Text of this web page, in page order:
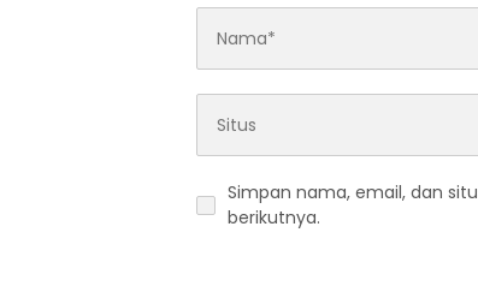
Simpan nama, email, dan
berikutnya.